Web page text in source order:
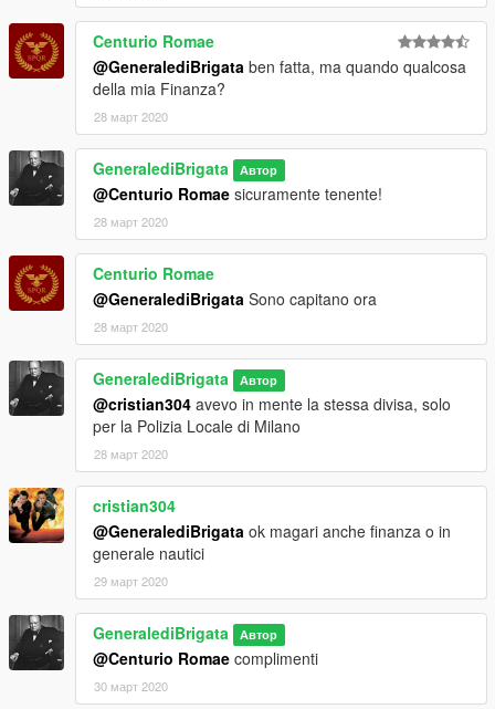
Centurio Romae
@GeneralediBrigata ben fatta, ma quando qualcosa
della mia Finanza?
28 март 2020
GeneralediBrigata Автор
@Centurio Romae sicuramente tenente!
28 март 2020
Centurio Romae
@GeneralediBrigata Sono capitano ora
28 март 2020
GeneralediBrigata Автор
@cristian304 avevo in mente la stessa divisa, solo
per la Polizia Locale di Milano
28 март 2020
cristian304
@GeneralediBrigata ok magari anche finanza o in
generale nautici
29 март 2020
GeneralediBrigata Автор
@Centurio Romae complimenti
30 март 2020